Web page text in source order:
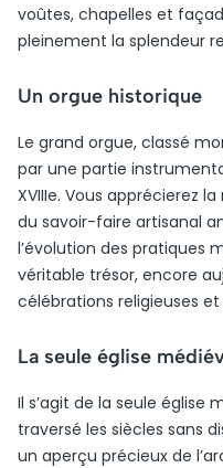
voûtes, chapelles et
pleinement la splendeur
Un orgue historique
Le grand orgue, classé
par une partie
XVIIIe. Vous apprécierez
du savoir-faire artisanal
l’évolution des pratiques
véritable trésor, encore
célébrations religieuses
La seule église
Il s’agit de la seule église
traversé les siècles sans
un aperçu précieux de